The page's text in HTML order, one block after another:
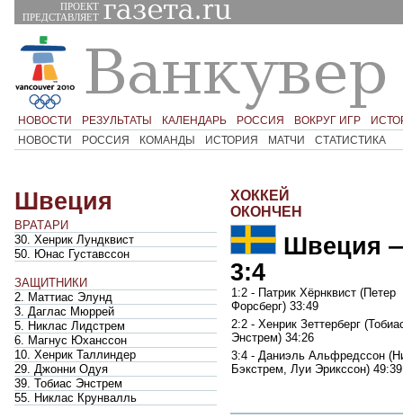
ПРОЕКТ
ПРЕДСТАВЛЯЕТ
НОВОСТИ РЕЗУЛЬТАТЫ КАЛЕНДАРЬ РОССИЯ ВОКРУГ ИГР
НОВОСТИ
РОССИЯ КОМАНДЫ ИСТОРИЯ МАТЧИ СТАТИСТИКА
Швеция
ВРАТАРИ
30. Хенрик Лундквист
50. Юнас Густавссон
ЗАЩИТНИКИ
2. Маттиас Элунд
3. Даглас Мюррей
5. Никлас Лидстрем
6. Магнус Юханссон
10. Хенрик Таллиндер
29. Джонни Одуя
39. Тобиас Энстрем
55. Никлас Крунвалль
ХОККЕЙ
ОКОНЧЕН
Швеция
3:4
1:2 - Патрик Хёрнквист (Петер
Форсберг) 33:49
2:2 - Хенрик Зеттерберг
Энстрем) 34:26
3:4 - Даниэль Альфредссон
Бэкстрем, Луи Эрикссон) 49:39